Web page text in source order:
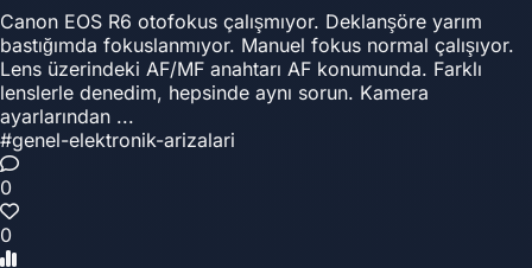
Canon EOS R6 otofokus çalışmıyor. Deklanşöre yarım
bastığımda fokuslanmıyor. Manuel fokus normal çalışıyor.
Lens üzerindeki AF/MF anahtarı AF konumunda. Farklı
lenslerle denedim, hepsinde aynı sorun. Kamera
ayarlarından ...
#genel-elektronik-arizalari
0
0